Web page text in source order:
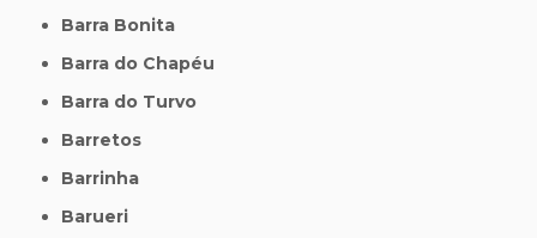
Barra Bonita
Barra do Chapéu
Barra do Turvo
Barretos
Barrinha
Barueri